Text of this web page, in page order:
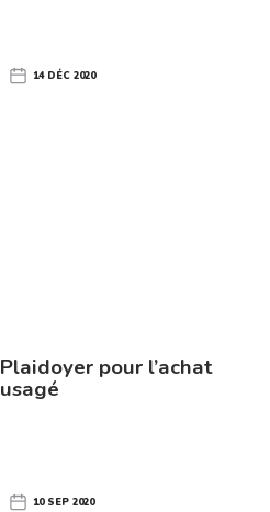
14 DÉC 2020
Plaidoyer pour l’achat
usagé
10 SEP 2020